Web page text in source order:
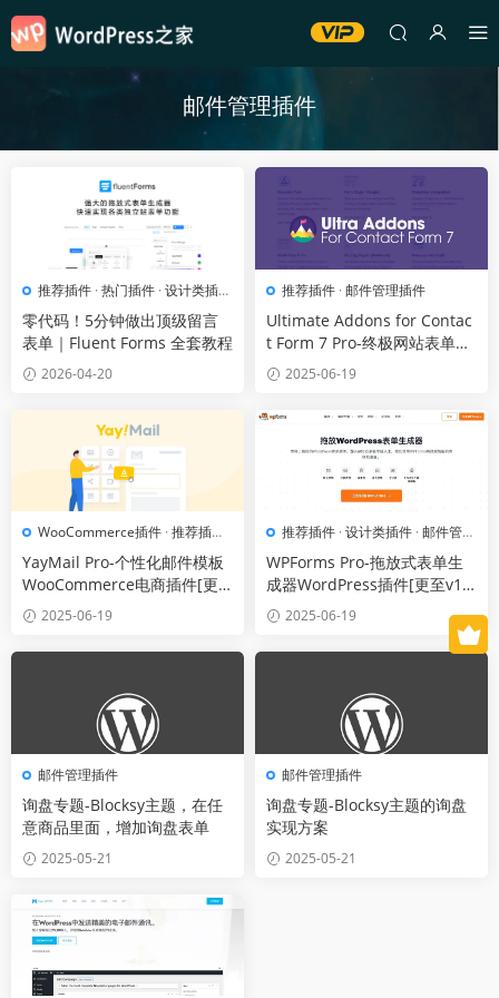
邮件管理插件
推荐插件 ·热门插件 ·设计类插件
·邮件管理插件
零代码！5分钟做出顶级留言
表单｜Fluent Forms 全套教程
2026-04-20
推荐插件 ·邮件管理插件
Ultimate Addons for Contac
t Form 7 Pro-终极网站表单插
件[更至v1.8.7]
2025-06-19
WooCommerce插件 ·推荐插件
电子商务插件
· 邮件管理插件
YayMail Pro-个性化邮件模板
WooCommerce电商插件[更
至v3.6.0]
2025-06-19
推荐插件 ·设计类插件 ·邮件管理
WPForms Pro-拖放式表单生
成器WordPress插件[更至v1.
9.5]2025-06-19
邮件管理插件
询盘专题-Blocksy主题，在任
意商品里面，增加询盘表单
2025-05-21
邮件管理插件
询盘专题-Blocksy主题的询盘
实现方案
2025-05-21